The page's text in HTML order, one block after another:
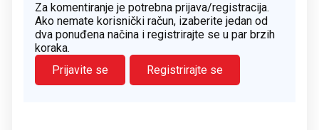
Za komentiranje je potrebna prijava/registracija.
Ako nemate korisnički račun, izaberite jedan od
dva ponuđena načina i registrirajte se u par brzih
koraka.
Prijavite se
Registrirajte se